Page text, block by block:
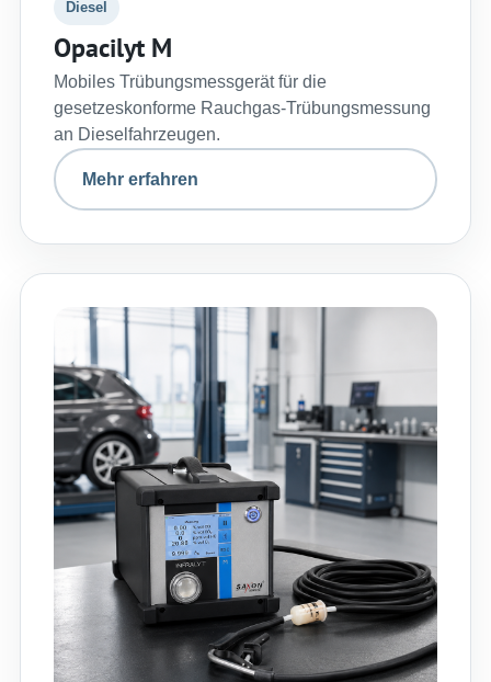
Diesel
Opacilyt M
Mobiles Trübungsmessgerät für die
gesetzeskonforme Rauchgas-Trübungsmessung
an Dieselfahrzeugen.
Mehr erfahren